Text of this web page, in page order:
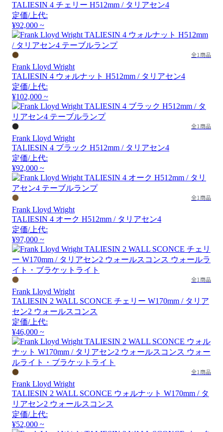
TALIESIN 4 チェリー H512mm / タリアセン4
定価/上代:
¥92,000 ~
全1商品
Frank Lloyd Wright
TALIESIN 4 ウォルナット H512mm / タリアセン4
定価/上代:
¥102,000 ~
全1商品
Frank Lloyd Wright
TALIESIN 4 ブラック H512mm / タリアセン4
定価/上代:
¥92,000 ~
全1商品
Frank Lloyd Wright
TALIESIN 4 オーク H512mm / タリアセン4
定価/上代:
¥97,000 ~
全1商品
Frank Lloyd Wright
TALIESIN 2 WALL SCONCE チェリー W170mm / タリア
セン2 ウォールスコンス
定価/上代:
¥46,000 ~
全1商品
Frank Lloyd Wright
TALIESIN 2 WALL SCONCE ウォルナット W170mm / タ
リアセン2 ウォールスコンス
定価/上代:
¥52,000 ~